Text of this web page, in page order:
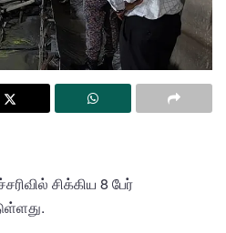
சிக்கிய 8 பேர்